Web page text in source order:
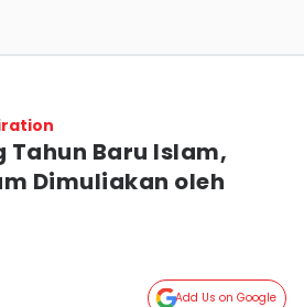
Baru Islam,
Dimuliakan oleh
Add Us on Google